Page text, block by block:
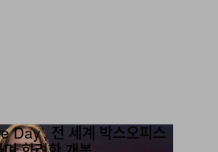
Day’, 전 세계 박스오피스